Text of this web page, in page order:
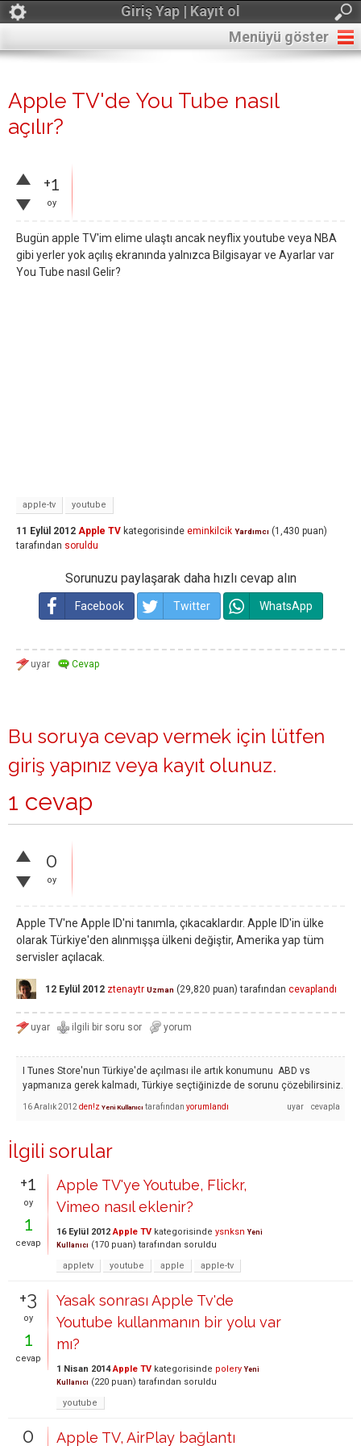
Giriş Yap | Kayıt ol
Menüyü göster
Apple TV'de You Tube nasıl
açılır?
+1
oy
Bugün apple TV'im elime ulaştı ancak neyflix youtube veya NBA
gibi yerler yok açılış ekranında yalnızca Bilgisayar ve Ayarlar var
You Tube nasıl Gelir?
apple-tv youtube
11 Eylül 2012 Apple TV kategorisinde eminkilcik Yardımcı (1,430 puan)
tarafından soruldu
Sorunuzu paylaşarak daha hızlı cevap alın
Facebook Twitter WhatsApp
Bu soruya cevap vermek için lütfen
giriş yapınız veya kayıt olunuz.
1 cevap
0
oy
Apple TV'ne Apple ID'ni tanımla, çıkacaklardır. Apple ID'in ülke
olarak Türkiye'den alınmışşa ülkeni değiştir, Amerika yap tüm
servisler açılacak.
12 Eylül 2012 ztenaytr Uzman (29,820 puan) tarafından cevaplandı
I Tunes Store'nun Türkiye'de açılması ile artık konumunu ABD vs
yapmanıza gerek kalmadı, Türkiye seçtiğinizde de sorunu çözebilirsiniz.
16 Aralık 2012 den!z Yeni Kullanıcı tarafından yorumlandı
İlgili sorular
+1
oy
1
cevap
Apple TV'ye Youtube, Flickr,
Vimeo nasıl eklenir?
16 Eylül 2012 Apple TV kategorisinde ysnksn Yeni
Kullanıcı (170 puan) tarafından soruldu
appletv
youtube apple apple-tv
+3
oy
1
cevap
Yasak sonrası Apple Tv'de
Youtube kullanmanın bir yolu var
mı?
1 Nisan 2014 Apple TV kategorisinde polery Yeni
Kullanıcı (220 puan) tarafından soruldu
youtube
0 Apple TV, AirPlay bağlantı